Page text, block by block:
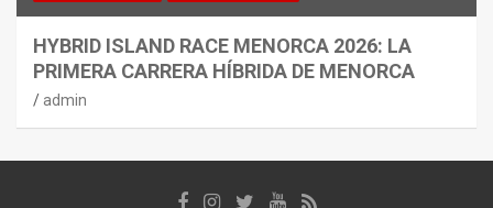
HYBRID ISLAND RACE MENORCA 2026: LA
PRIMERA CARRERA HÍBRIDA DE MENORCA
admin